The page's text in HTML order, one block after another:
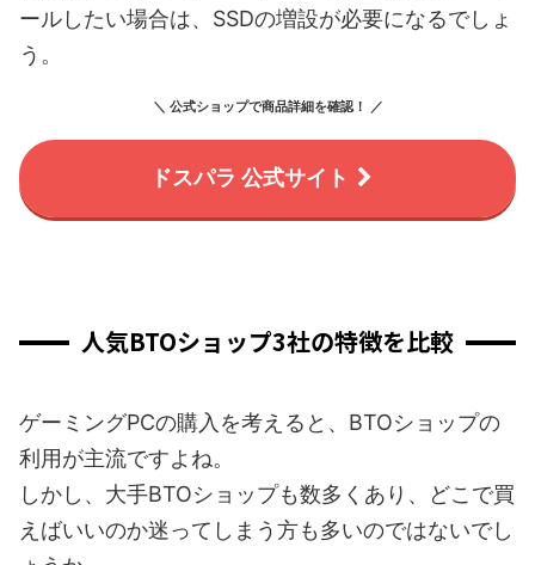
ールしたい場合は、SSDの増設が必要になるでしょ
う。
＼ 公式ショップで商品詳細を確認！ ／
ドスパラ 公式サイト
人気BTOショップ3社の特徴を比較
ゲーミングPCの購入を考えると、BTOショップの
利用が主流ですよね。
しかし、大手BTOショップも数多くあり、どこで買
えばいいのか迷ってしまう方も多いのではないでし